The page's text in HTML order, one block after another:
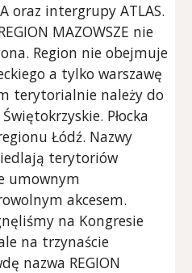
oraz intergrupy ATLAS.
MAZOWSZE nie
Region nie obejmuje
a tylko warszawę
terytorialnie należy do
Płocka
Łódź. Nazwy
terytoriów
umownym
akcesem.
na Kongresie
na trzynaście
nazwa REGION